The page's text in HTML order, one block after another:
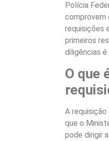
Polícia
comprovem
requisições
primeiros
diligências é
O que
A
que o
pode dirigir